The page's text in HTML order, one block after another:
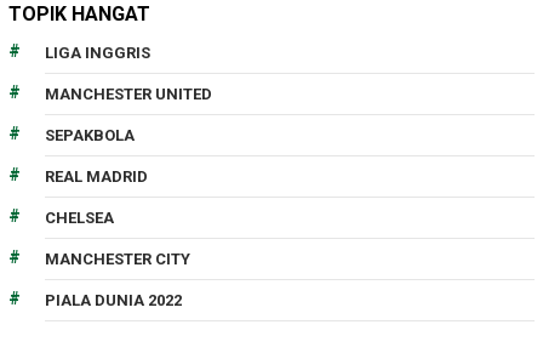
TOPIK HANGAT
LIGA INGGRIS
MANCHESTER UNITED
SEPAKBOLA
REAL MADRID
CHELSEA
MANCHESTER CITY
PIALA DUNIA 2022